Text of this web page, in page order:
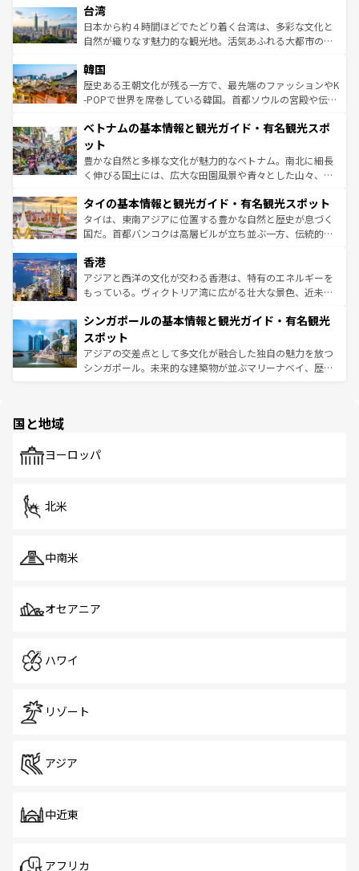
人々、おいしいローカルフードやハワイアンミュージッ
ク、伝統的なフラダンスなど、すべてがハワイの魅力を彩
っている。訪れるたびに新しい発見と感動が待っているハ
はコンテンツ一覧
リアリーフや大陸中央部にそびえるウルル（エアーズロッ
ク）、タスマニアの美しい原生林やケアンズの熱帯雨林な
ど、見どころがたくさん。また、カフェやワイン、オージ
いる。アクティビティも充実しており、サーフィンやダイ
ビング、ハイキングなど、アウトドア好きにはたまらな
い。オーストラリアの多彩な魅力を存分に味わいつくそ
参照してほしい。
台湾
日本から約４時間ほどでたどり着く台湾は、多彩な文化と
自然が織りなす魅力的な観光地。活気あふれる大都市の台
ン）、静ひつな山岳地帯である台湾東部など、都市の喧騒
と山間の静けさが共存しており、訪れる人に新しい発見と
驚きをもたらしてくれる。また、奥深い台湾の食文化も魅
容にもいいと評判のスイーツなど、バラエティ豊かな料理
照してほしい。
韓国
歴史ある王朝文化が残る一方で、最先端のファッションやK
-POPで世界を席巻している韓国。首都ソウルの宮殿や伝統
き、地方に足を延ばせば四季折々の自然美を楽しむことが
できる。そして、キムチや焼肉、絶品のストリートフード
まで、さまざまな韓国料理が待っている。夜には、韓国な
らではのナイトライフも堪能できる。あたたかいホスピタ
わってみてほしい。 なお、新着の韓国情報はコンテンツ一
覧 を参照してほしい。
ベトナムの基本情報と観光ガイド・有名観光スポ
ット
豊かな自然と多様な文化が魅力的なベトナム。南北に細長
く伸びる国土には、広大な田園風景や青々とした山々、世
急速な発展と共に伝統が息づく。ハノイの古い町並みやホ
ーチミン市のフランス統治時代の建物も、独特の雰囲気を
醸し出している。また、バラエティの豊かさとおいしさで
とつ。フォーやバインミー、ベトナムコーヒーなどは、ぜ
ひ現地で味わいたい。どの地域を訪れてもあたたかい人々
が旅行者を迎えてくれるので、きっと忘れられない旅にな
参照してほしい。
タイの基本情報と観光ガイド・有名観光スポット
タイは、東南アジアに位置する豊かな自然と歴史が息づく
国だ。首都バンコクは高層ビルが立ち並ぶ一方、伝統的な
の活気が交差している。北部ではチェンマイなどの山岳地
帯で自然と触れ合い、南部ではプーケットやクラビの美し
いビーチでリゾート気分を楽しむことができる。タイ料理
激する。気候は一年中温暖で、どの季節にも異なる楽しみ
が待っている。親しみやすいタイの人々、仏教を中心とし
た文化、そして多様な観光資源が、訪れる旅人を魅了し続
ける。 なお、新着のタイ情報はコンテンツ一覧を参照して
香港
アジアと西洋の文化が交わる香港は、特有のエネルギーを
もっている。ヴィクトリア湾に広がる壮大な景色、近未来
み、どこを訪れても感動するはず。観光スポットが密集し
ており、効率よく見どころを回れるのも魅力。息をのむよ
うな絶景から文化的な体験まで、香港を存分に楽しみ尽く
そう。 なお、新着の香港情報はコンテンツ一覧を参照して
シンガポールの基本情報と観光ガイド・有名観光
スポット
アジアの交差点として多文化が融合した独自の魅力を放つ
シンガポール。未来的な建築物が並ぶマリーナベイ、歴史
で、ホーカーズは地元の風情を楽しめる外せないスポット
国と地域
ヨーロッパ
北米
中南米
オセアニア
ハワイ
リゾート
アジア
中近東
アフリカ